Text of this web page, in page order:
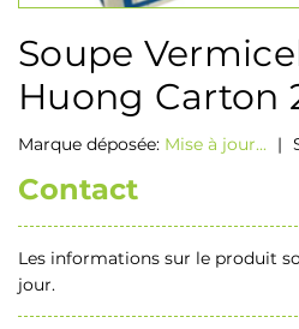
Soupe
Huong Carton
Marque déposée: Mise à jour... |
Contact
Les informations sur le produit
jour.